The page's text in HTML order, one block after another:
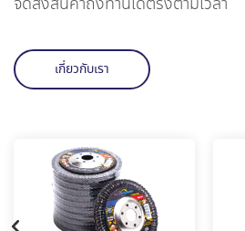
เกี่ยวกับเรา